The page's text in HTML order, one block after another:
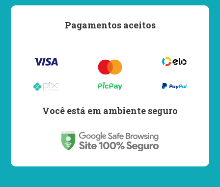
Pagamentos aceitos
Você está em ambiente seguro